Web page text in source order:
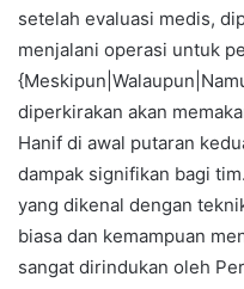
setelah evaluasi medis,
menjalani operasi untuk
diperkirakan akan
Hanif di awal putaran
dampak signifikan bagi
yang dikenal dengan
biasa dan kemampuan
sangat dirindukan oleh